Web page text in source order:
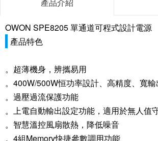
OWON SPE8205 單通道可程式設計電源
產品特色
。超薄機身，辨攜易用
。400W/500W恒功率設計、高精度、寬
。過壓過流保護功能
。上電自動輸出設定功能，適用於無人值
。智慧溫控風扇散熱，降低噪音
。4組Memory快捷參數調用功能